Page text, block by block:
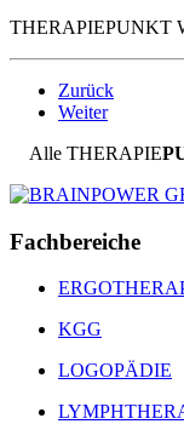
THERAPIEPUNKT
Zurück
Weiter
Alle THERAPIE
Fachbereiche
KGG
LOGOPÄDIE